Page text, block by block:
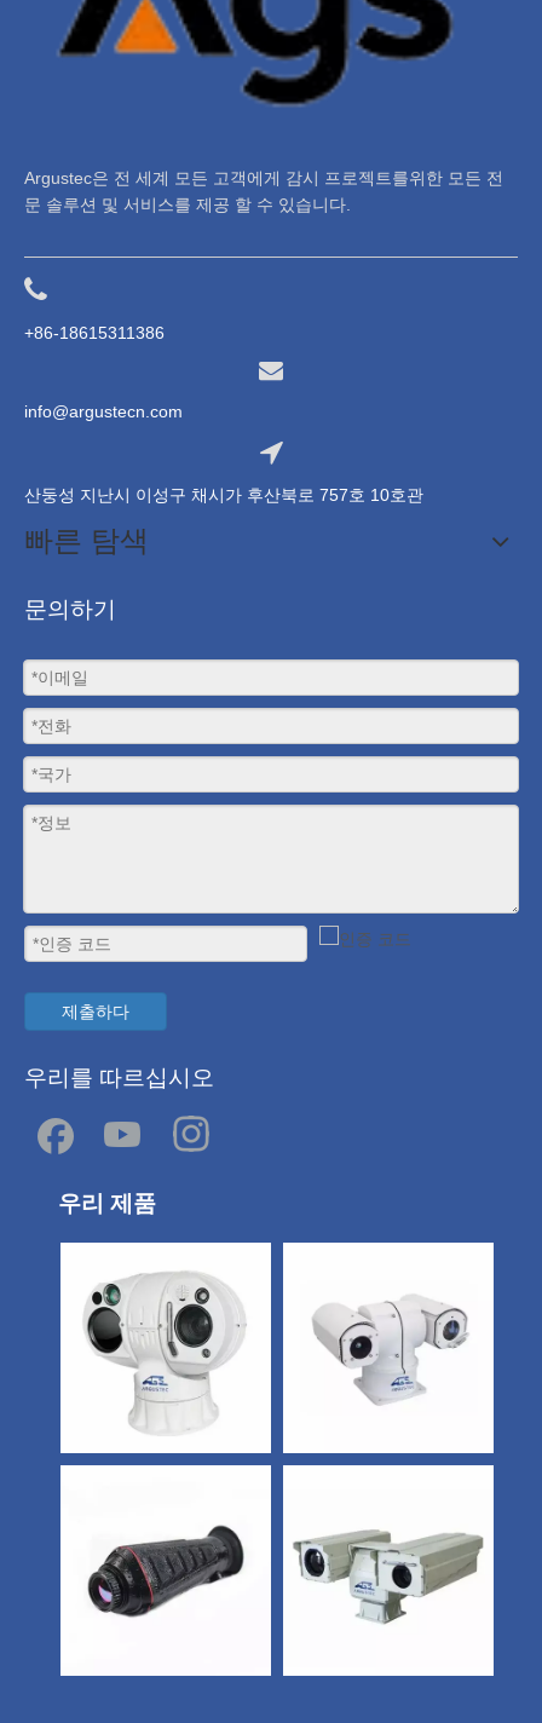
Argustec은 전 세계 모든 고객에게 감시 프로젝트를위한 모든 전
문 솔루션 및 서비스를 제공 할 수 있습니다.
+86-18615311386
info@argustecn.com
산둥성 지난시 이성구 채시가 후산북로 757호 10호관
빠른 탐색
문의하기
제출하다
우리를 따르십시오
우리 제품